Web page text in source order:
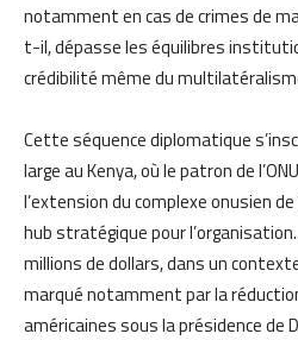
notamment en cas de crimes de
t-il, dépasse les équilibres
crédibilité même du
Cette séquence diplomatique
large au Kenya, où le patron de
l’extension du complexe onusien
hub stratégique pour
millions de dollars, dans un
marqué notamment par la
américaines sous la présidence de